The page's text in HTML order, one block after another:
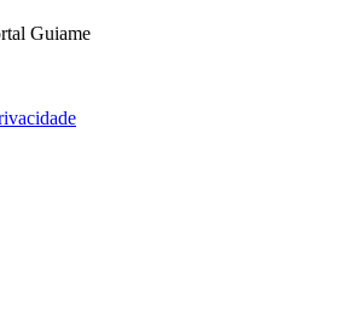
Guiame